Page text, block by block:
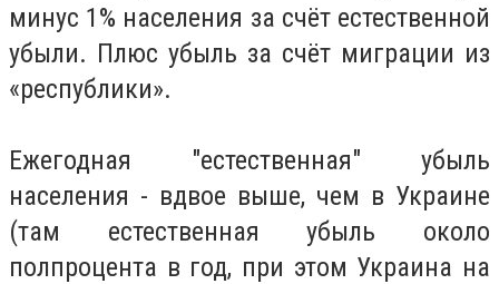
минус 1% населения за счёт естественной
убыли. Плюс убыль за счёт миграции из
«республики».
Ежегодная "естественная" убыль
населения - вдвое выше, чем в Украине
(там естественная убыль около
полпроцента в год, при этом Украина на